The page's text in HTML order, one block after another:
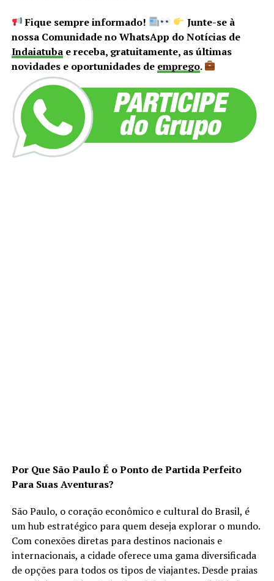
Fique sempre informado!
Junte-se à
nossa Comunidade no WhatsApp do Notícias de
Indaiatubae receba, gratuitamente, as últimas
novidades e oportunidades de emprego.
Por Que São Paulo É o Ponto de Partida Perfeito
Para Suas Aventuras?
São Paulo, o coração econômico e cultural do Brasil, é
um hub estratégico para quem deseja explorar o mundo.
Com conexões diretas para destinos nacionais e
internacionais, a cidade oferece uma gama diversificada
de opções para todos os tipos de viajantes. Desde praias